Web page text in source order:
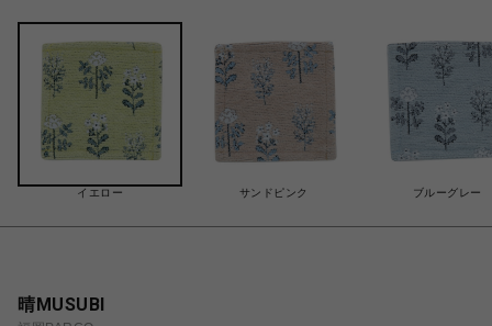
イエロー サンドピンク ブルーグレー
晴MUSUBI